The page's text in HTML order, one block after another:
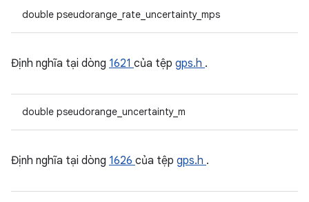
double pseudorange_rate_uncertainty_mps
Định nghĩa tại dòng 1621 của tệp gps.h .
double pseudorange_uncertainty_m
Định nghĩa tại dòng 1626 của tệp gps.h .